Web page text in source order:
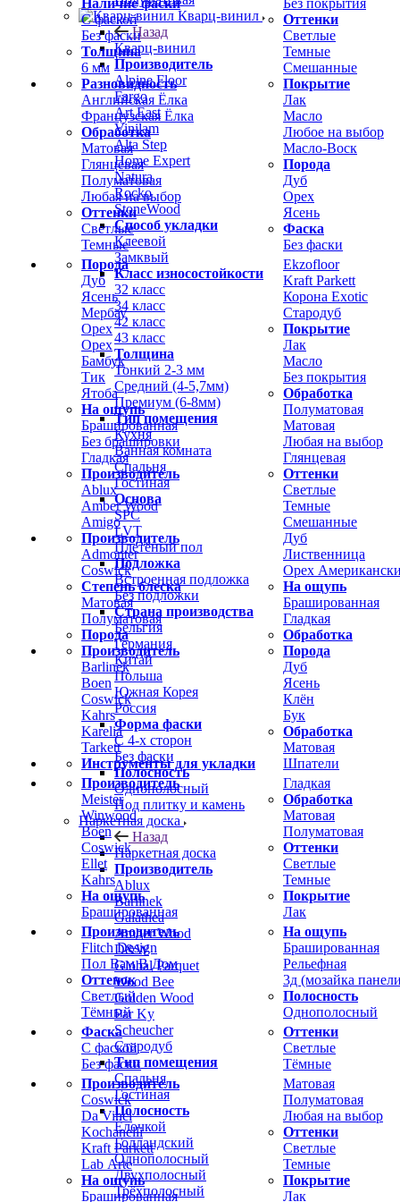
С фаской
Без фаски
Толщина
6 мм
Оттенки
Светлые
Темные
Смешанные
Разновидность
Английская Ёлка
Французская Ёлка
Обработка
Матовая
Глянцевая
Полуматовая
Любая на выбор
Оттенки
Светлые
Темные
Покрытие
Лак
Масло
Любое на выбор
Масло-Воск
Порода
Дуб
Орех
Ясень
Фаска
Без фаски
Порода
Дуб
Ясень
Мербау
Орех
Орех
Бамбук
Тик
Ятоба
На ощупь
Брашированная
Без брашировки
Гладкая
Производитель
Ablux
Amber Wood
Amigo
Ekzofloor
Kraft Parkett
Корона Exotic
Стародуб
Покрытие
Лак
Масло
Без покрытия
Обработка
Полуматовая
Матовая
Любая на выбор
Глянцевая
Оттенки
Светлые
Темные
Смешанные
Производитель
Admonter
Coswick
Степень блеска
Матовая
Полуматовая
Порода
Дуб
Лиственница
Орех
На ощупь
Брашированная
Гладкая
Обработка
Производитель
Barlinek
Boen
Coswick
Kahrs
Karelia
Tarkett
Порода
Дуб
Ясень
Клён
Бук
Обработка
Матовая
Инструменты для укладки
Шпатели
Производитель
Meister
Winwood
Boen
Coswick
Ellet
Kahrs
На ощупь
Брашированная
Гладкая
Обработка
Матовая
Полуматовая
Оттенки
Светлые
Темные
Покрытие
Лак
Производитель
Flitch Design
Пол Вам В Дом
Оттенок
Светлый
Тёмный
На ощупь
Брашированная
Рельефная
3д (мозайка
Полосность
Однополосный
Фаска
С фаской
Без фаски
Оттенки
Светлые
Тёмные
Производитель
Coswick
Da Vinci
Kochanelli
Kraft Parkett
Lab Arte
На ощупь
Брашированная
Матовая
Полуматовая
Любая на выбор
Оттенки
Светлые
Темные
Покрытие
Лак
Кварц-винил
Назад
Кварц-винил
Производитель
Alpine Floor
Fargo
Art East
Vinilam
Alta Step
Home Expert
Natura
Rocko
StoneWood
Способ укладки
Клеевой
Замквый
Класс износостойкости
32 класс
34 класс
42 класс
43 класс
Толщина
Тонкий 2-3 мм
Средний (4-5,7мм)
Премиум (6-8мм)
Тип помещения
Кухня
Ванная комната
Спальня
Гостиная
Основа
SPC
LVT
Плетёный пол
Подложка
Встроенная подложка
Без подложки
Страна производства
Бельгия
Германия
Китай
Польша
Южная Корея
Россия
Форма фаски
С 4-х сторон
Без фаски
Полосность
Однополосный
Под плитку и камень
Паркетная доска
Назад
Паркетная доска
Производитель
Ablux
Barlinek
Galathea
Amber Wood
D&W
Global Parquet
Wood Bee
Golden Wood
Par Ky
Scheucher
Стародуб
Тип помещения
Спальня
Гостиная
Полосность
Ёлочкой
Голландский
Однополосный
Двухполосный
Трёхполосный